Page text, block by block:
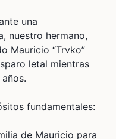
una
nuestro hermano,
Mauricio “Trvko”
letal mientras
fundamentales:
de Mauricio para